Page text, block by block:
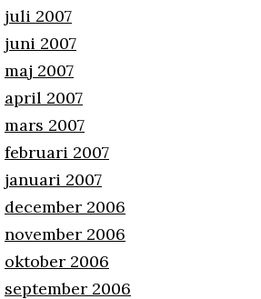
juli 2007
juni 2007
maj 2007
april 2007
mars 2007
februari 2007
januari 2007
december 2006
november 2006
oktober 2006
september 2006